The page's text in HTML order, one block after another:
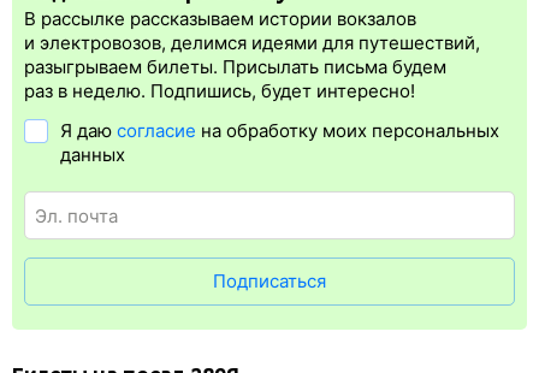
регистрация.
Электронная регистрацияпроизводитсясразупосле оплаты
билета.Электронная регистрация— это опция, которая
упрощает жизнь пассажиру. Её преимущество в том, что
Электронная регистрация доступна почти для всех заказов,
исключение составляют поезда
личности, указанный в электронном жд билете. А в случае
посадочного купона.
В рассылке рассказываем истории вокзалов
и электровозов, делимся идеями для путешествий,
разыгрываем билеты. Присылать письма будем
раз в неделю. Подпишись, будет интересно!
Я даю согласие на обработку моих персональных
данных
Подписаться